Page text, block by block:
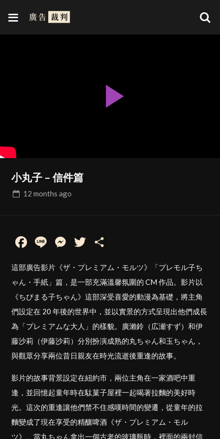
Play
小丸子 – 信件篇
12 months ago
Facebook
LineMessenger
Twitter
這部廣告影片《ザ・プレミアム・モルツ》「プレモル子ち
ゃん・手紙」篇，是一部充滿溫馨氛圍的 CM 作品。影片以
《ちびまる子ちゃん》這部深受喜愛的動漫為基礎，將主角
們設定在 20 年後的世界中，並以實景的方式呈現出他們成長
為「プレミアムな大人」的樣貌。廣瀨鈴（広瀬すず）和伊
藤沙莉（伊藤沙莉）分別扮演成熟的丸ちゃん和玉ちゃん，
與觀眾分享兩位昔日親友在時光流逝後重逢的故事。
影片的故事背景設定在紐約市，兩位主角在一家酒吧中重
逢，並回憶起童年時在駄菓子屋裡一起喝著拉麵的美好時
光。這次的重逢讓他們禁不住感嘆時間的變遷，從童年的拉
麵變成了現在享受的精釀啤酒《ザ・プレミアム・モル
ツ》。當丸ちゃん拿出一個古老的玻璃瓶時，裡面的兩封信